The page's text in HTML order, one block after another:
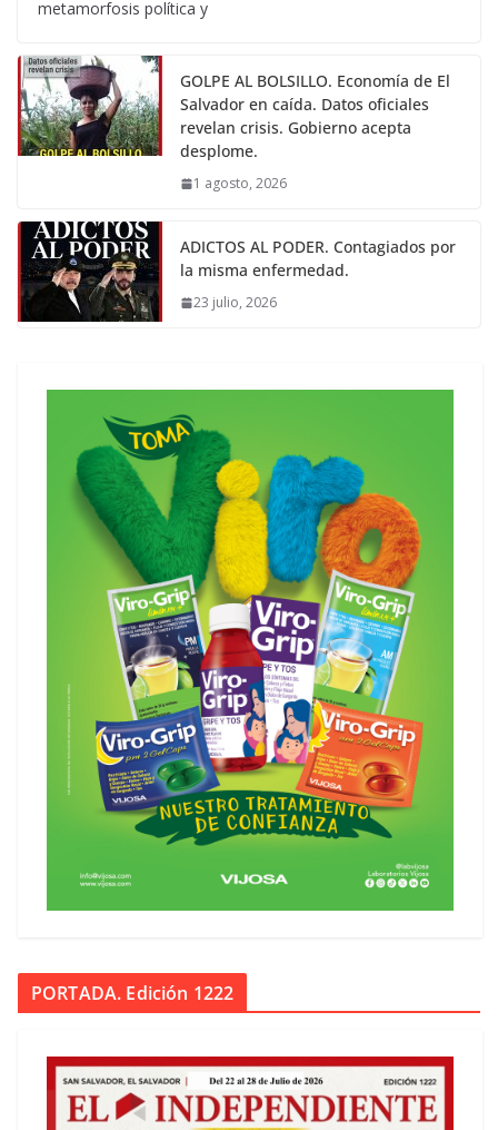
metamorfosis política y
GOLPE AL BOLSILLO. Economía de El
Salvador en caída. Datos oficiales
revelan crisis. Gobierno acepta
desplome.
1 agosto, 2026
ADICTOS AL PODER. Contagiados por
la misma enfermedad.
23 julio, 2026
PORTADA. Edición 1222